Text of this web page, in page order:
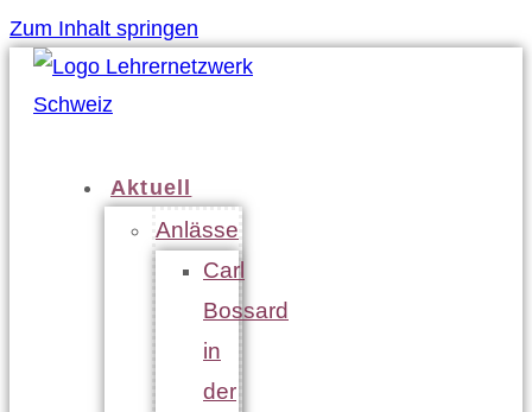
Zum Inhalt springen
Aktuell
Anlässe
Carl
Bossard
in
der